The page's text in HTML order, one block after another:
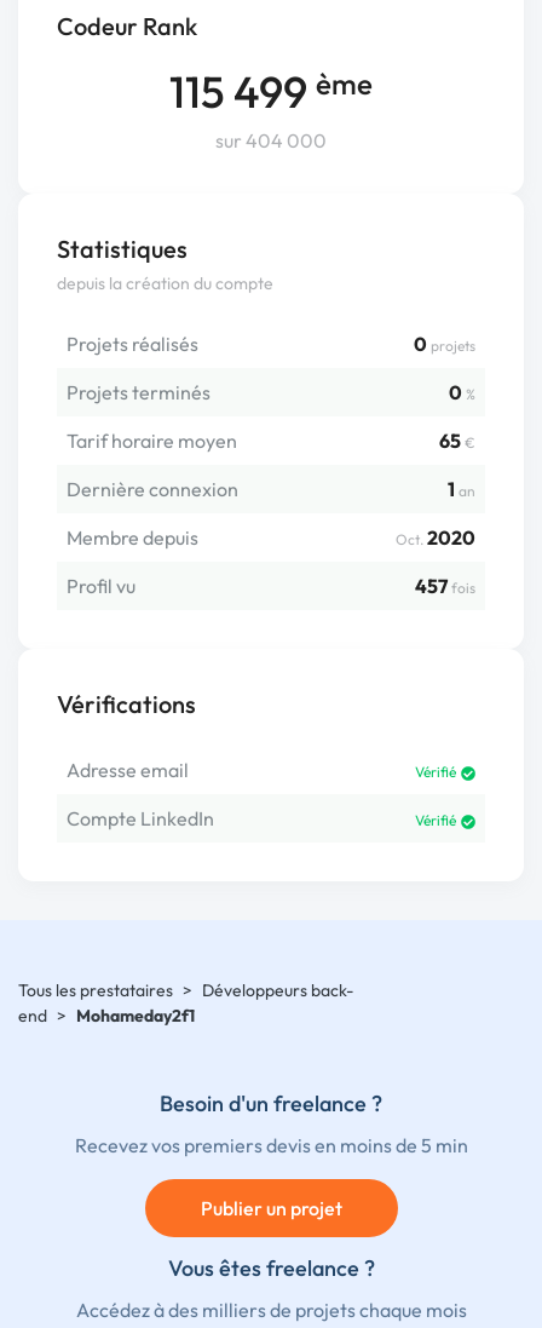
Codeur Rank
115 499 ème
sur 404 000
Statistiques
depuis la création du compte
Projets réalisés 0 projets
Projets terminés 0 %
Tarif horaire moyen 65 €
Dernière connexion 1 an
Membre depuis Oct. 2020
Profil vu
457 fois
Vérifications
Adresse email Vérifié
Compte LinkedIn Vérifié
Tous les prestataires > Développeurs back-
end > Mohameday2f1
Besoin d'un freelance ?
Recevez vos premiers devis en moins de 5 min
Publier un projet
Vous êtes freelance ?
Accédez à des milliers de projets chaque mois